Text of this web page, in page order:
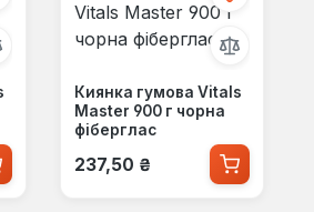
Киянка гумова Vitals
Master 900 г чорна
фіберглас
Звичайна ціна:
237,50 ₴